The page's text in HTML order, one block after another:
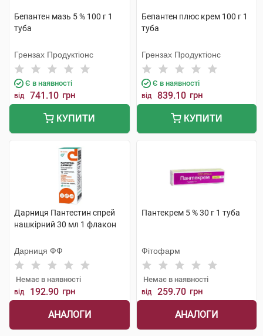
Бепантен мазь 5 % 100 г 1
туба
Грензах Продуктіонс
Є в наявності
від 741.10 грн
КУПИТИ
Бепантен плюс крем 100 г 1
туба
Грензах Продуктіонс
Є в наявності
від 839.10 грн
КУПИТИ
Дарниця Пантестин спрей
нашкірний 30 мл 1 флакон
Дарниця ФФ
Немає в наявності
від 192.90 грн
АНАЛОГИ
Пантекрем 5 % 30 г 1 туба
Фітофарм
Немає в наявності
від 259.70 грн
АНАЛОГИ